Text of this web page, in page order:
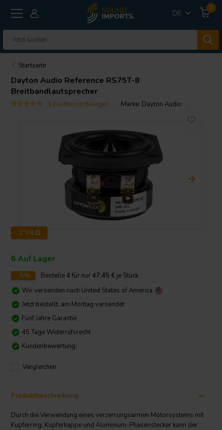
DE
0
Startseite
Dayton Audio Reference RS75T-8
Breitbandlautsprecher
3 klantbeoordelingen Marke: Dayton Audio
3" | 8 Ω
6 Auf Lager
-5% Bestelle4 für nur47,45 € je Stück
Wir versenden nach United States of America
Jetzt bestellt, am Montag versendet
Fünf Jahre Garantie
45 Tage Widerrufsrecht
Kundenbewertung:
Vergleichen
Produktbeschreibung
Durch die Verwendung eines verzerrungsarmen Motorsystems mit
Kupferring, Kupferkappe und Aluminium-Phasenstecker kann der